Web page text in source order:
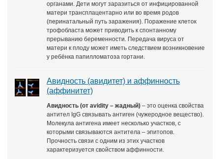
органами. Дети могут заразиться от инфицированной
матери трансплацентарно или во время родов
(перинатальный путь заражения). Поражение клеток
трофобласта может приводить к спонтанному
прерыванию беременности. Передача вируса от
матери к плоду может иметь следствием возникновение
у ребёнка папилломатоза гортани.
Авидность (авидитет) и аффинность
(аффинитет)
Авидность (от avidity – жадный) – это оценка свойства
антител IgG связывать антиген (чужеродное вещество).
Молекула антигена имеет несколько участков, с
которыми связываются антитела – эпитопов.
Прочность связи с одним из этих участков
характеризуется свойством аффинности.